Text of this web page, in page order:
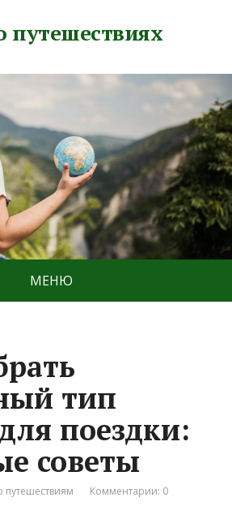
путешествиях
МЕНЮ
тип
поездки:
советы
путешествиям Комментарии: 0